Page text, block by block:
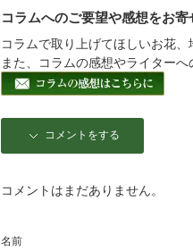
コラムへのご要望や感想をお
コラムで取り上げてほしいお花
また、コラムの感想やライターへ
コメントをする
コメントはまだありません。
名前